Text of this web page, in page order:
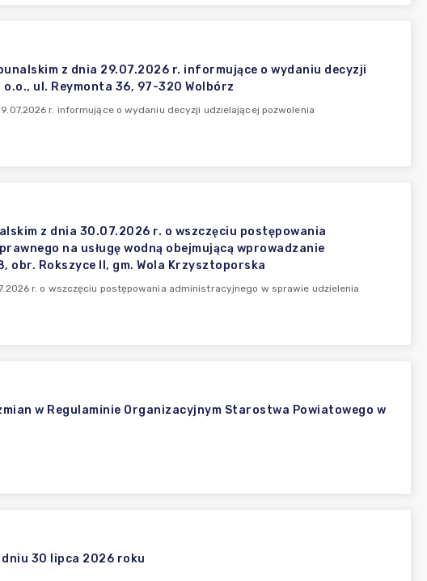
z dnia 29.07.2026 r. informujące o wydaniu decyzji
o.o., ul. Reymonta 36, 97-320 Wolbórz
r. informujące o wydaniu decyzji udzielającej pozwolenia
z dnia 30.07.2026 r. o wszczęciu postępowania
na usługę wodną obejmującą wprowadzanie
obr. Rokszyce II, gm. Wola Krzysztoporska
r. o wszczęciu postępowania administracyjnego w sprawie udzielenia
w Regulaminie Organizacyjnym Starostwa Powiatowego w
30 lipca 2026 roku